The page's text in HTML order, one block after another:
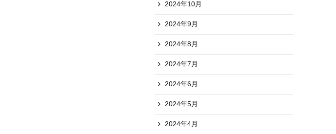
2024年10月
2024年9月
2024年8月
2024年7月
2024年6月
2024年5月
2024年4月